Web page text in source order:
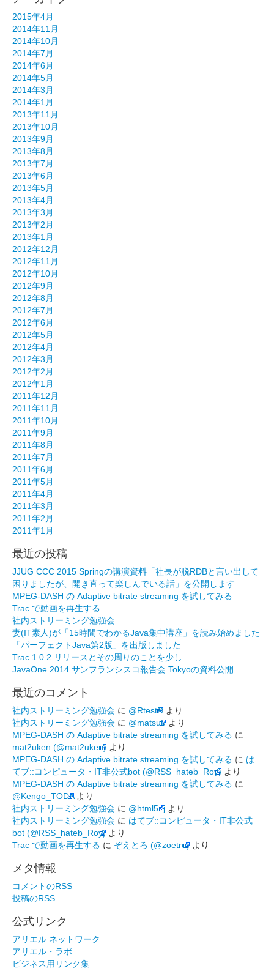
2015年4月
2014年11月
2014年10月
2014年7月
2014年6月
2014年5月
2014年3月
2014年1月
2013年11月
2013年10月
2013年9月
2013年8月
2013年7月
2013年6月
2013年5月
2013年4月
2013年3月
2013年2月
2013年1月
2012年12月
2012年11月
2012年10月
2012年9月
2012年8月
2012年7月
2012年6月
2012年5月
2012年4月
2012年3月
2012年2月
2012年1月
2011年12月
2011年11月
2011年10月
2011年9月
2011年8月
2011年7月
2011年6月
2011年5月
2011年4月
2011年3月
2011年2月
2011年1月
最近の投稿
JJUG CCC 2015 Springの講演資料「社長が脱RDBと言い出して
困りましたが、開き直って楽しんでいる話」を公開します
MPEG-DASH の Adaptive bitrate streaming を試してみる
Trac で動画を再生する
社内ストリーミング勉強会
妻(IT素人)が「15時間でわかるJava集中講座」を読み始めました
「パーフェクトJava第2版」を出版しました
Trac 1.0.2 リリースとその周りのことを少し
JavaOne 2014 サンフランシスコ報告会 Tokyoの資料公開
最近のコメント
社内ストリーミング勉強会 に @RtestR より
社内ストリーミング勉強会 に @matsuu より
MPEG-DASH の Adaptive bitrate streaming を試してみる に
mat2uken (@mat2uken) より
MPEG-DASH の Adaptive bitrate streaming を試してみる に は
てブ::コンピュータ・IT非公式bot (@RSS_hateb_Roy) より
MPEG-DASH の Adaptive bitrate streaming を試してみる に
@Kengo_TODAより
社内ストリーミング勉強会 に @html5_j より
社内ストリーミング勉強会 に はてブ::コンピュータ・IT非公式
bot (@RSS_hateb_Roy) より
Trac で動画を再生する に ぞえとろ (@zoetro) より
メタ情報
コメントのRSS
投稿のRSS
公式リンク
アリエル ネットワーク
アリエル・ラボ
ビジネス用リンク集